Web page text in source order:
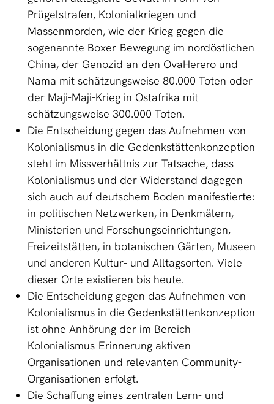
Prügelstrafen, Kolonialkriegen und
Massenmorden, wie der Krieg gegen die
sogenannte Boxer-Bewegung im nordöstlichen
China, der Genozid an den OvaHerero und
Nama mit schätzungsweise 80.000 Toten oder
der Maji-Maji-Krieg in Ostafrika mit
schätzungsweise 300.000 Toten.
Die Entscheidung gegen das Aufnehmen von
Kolonialismus in die Gedenkstättenkonzeption
steht im Missverhältnis zur Tatsache, dass
Kolonialismus und der Widerstand dagegen
sich auch auf deutschem Boden manifestierte:
in politischen Netzwerken, in Denkmälern,
Ministerien und Forschungseinrichtungen,
Freizeitstätten, in botanischen Gärten, Museen
und anderen Kultur- und Alltagsorten. Viele
dieser Orte existieren bis heute.
Die Entscheidung gegen das Aufnehmen von
Kolonialismus in die Gedenkstättenkonzeption
ist ohne Anhörung der im Bereich
Kolonialismus-Erinnerung aktiven
Organisationen und relevanten Community-
Organisationen erfolgt.
Die Schaffung eines zentralen Lern- und